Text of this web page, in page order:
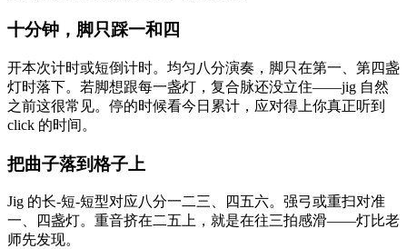
十分钟，脚只踩一和四
开本次计时或短倒计时。均匀八分演奏，脚只在第一、第四盏
灯时落下。若脚想跟每一盏灯，复合脉还没立住——jig 自然
之前这很常见。停的时候看今日累计，应对得上你真正听到
click 的时间。
把曲子落到格子上
Jig 的长-短-短型对应八分一二三、四五六。强弓或重扫对准
一、四盏灯。重音挤在二五上，就是在往三拍感滑——灯比老
师先发现。